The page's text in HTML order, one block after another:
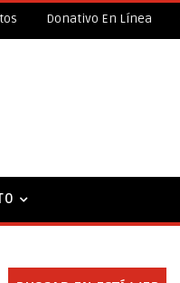
Donativo En Línea